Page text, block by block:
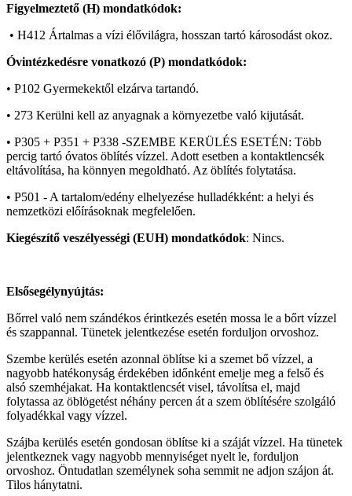
Figyelmeztető (H) mondatkódok:
• H412 Ártalmas a vízi élővilágra, hosszan tartó károsodást okoz.
Óvintézkedésre vonatkozó (P) mondatkódok:
• P102 Gyermekektől elzárva tartandó.
• 273 Kerülni kell az anyagnak a környezetbe való kijutását.
• P305 + P351 + P338 -SZEMBE KERÜLÉS ESETÉN: Több
percig tartó óvatos öblítés vízzel. Adott esetben a kontaktlencsék
eltávolítása, ha könnyen megoldható. Az öblítés folytatása.
• P501 - A tartalom/edény elhelyezése hulladékként: a helyi és
nemzetközi előírásoknak megfelelően.
Kiegészítő veszélyességi (EUH) mondatkódok: Nincs.
Elsősegélynyújtás:
Bőrrel való nem szándékos érintkezés esetén mossa le a bőrt vízzel
és szappannal. Tünetek jelentkezése esetén forduljon orvoshoz.
Szembe kerülés esetén azonnal öblítse ki a szemet bő vízzel, a
nagyobb hatékonyság érdekében időnként emelje meg a felső és
alsó szemhéjakat. Ha kontaktlencsét visel, távolítsa el, majd
folytassa az öblögetést néhány percen át a szem öblítésére szolgáló
folyadékkal vagy vízzel.
Szájba kerülés esetén gondosan öblítse ki a száját vízzel. Ha tünetek
jelentkeznek vagy nagyobb mennyiséget nyelt le, forduljon
orvoshoz. Öntudatlan személynek soha semmit ne adjon szájon át.
Tilos hánytatni.